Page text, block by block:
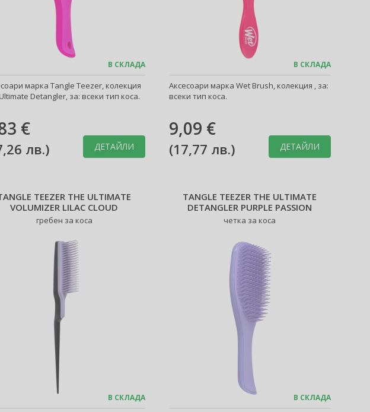
В СКЛАДА
марка Tangle Teezer, колекция
Detangler, за: всеки тип коса.
€
лв.) ДЕТАЙЛИ
В СКЛАДА
Аксесоари марка Wet Brush, колекция , за:
всеки тип коса.
9,09 €
(17,77 лв.) ДЕТАЙЛИ
TEEZER THE ULTIMATE
VOLUMIZER LILAC CLOUD
гребен за коса
В СКЛАДА
TANGLE TEEZER THE ULTIMATE
DETANGLER PURPLE PASSION
четка за коса
В СКЛАДА